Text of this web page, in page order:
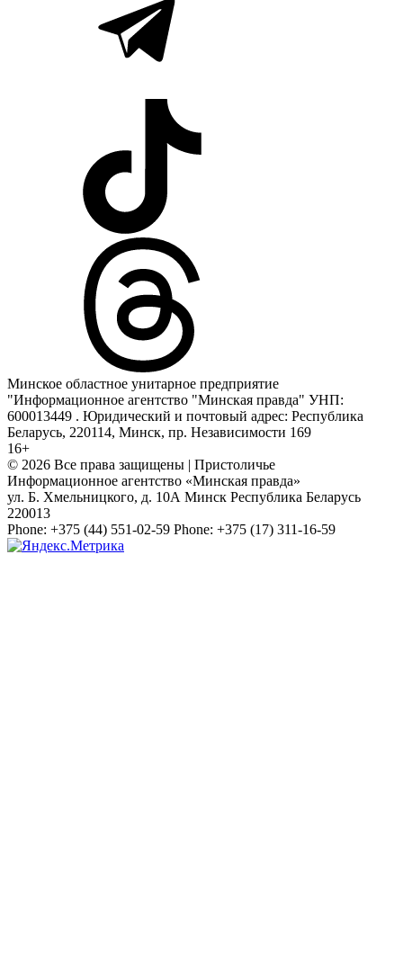
Минское областное унитарное предприятие
"Информационное агентство "Минская правда" УНП:
600013449 . Юридический и почтовый адрес: Республика
Беларусь, 220114, Минск, пр. Независимости 169
16+
© 2026 Все права защищены | Пристоличье
Информационное агентство «Минская правда»
ул. Б. Хмельницкого, д. 10А Минск Республика Беларусь
220013
Phone: +375 (44) 551-02-59 Phone: +375 (17) 311-16-59